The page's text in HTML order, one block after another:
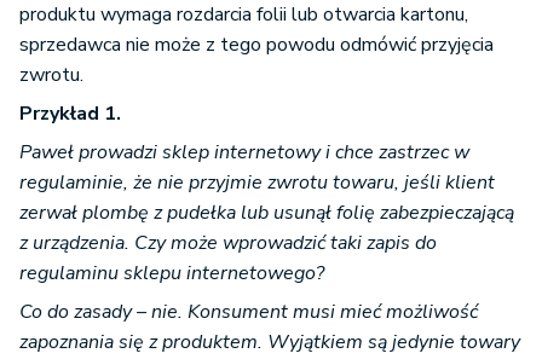
produktu wymaga rozdarcia folii lub otwarcia kartonu,
sprzedawca nie może z tego powodu odmówić przyjęcia
zwrotu.
Przykład 1.
Paweł prowadzi sklep internetowy i chce zastrzec w
regulaminie, że nie przyjmie zwrotu towaru, jeśli klient
zerwał plombę z pudełka lub usunął folię zabezpieczającą
z urządzenia. Czy może wprowadzić taki zapis do
regulaminu sklepu internetowego?
Co do zasady – nie. Konsument musi mieć możliwość
zapoznania się z produktem. Wyjątkiem są jedynie towary